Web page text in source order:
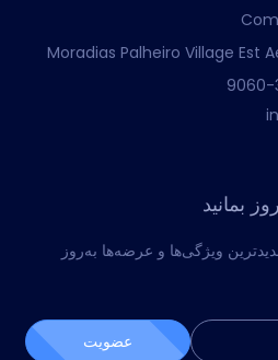
Moradias Palheiro Village Est
9060-
بمانید
ویژگی‌ها و عرضه‌ها به‌روز
عضویت